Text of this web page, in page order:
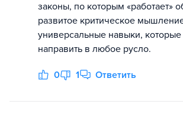
законы, по которым «работает»
развитое критическое
универсальные навыки,
направить в любое русло.
0 1 Ответить